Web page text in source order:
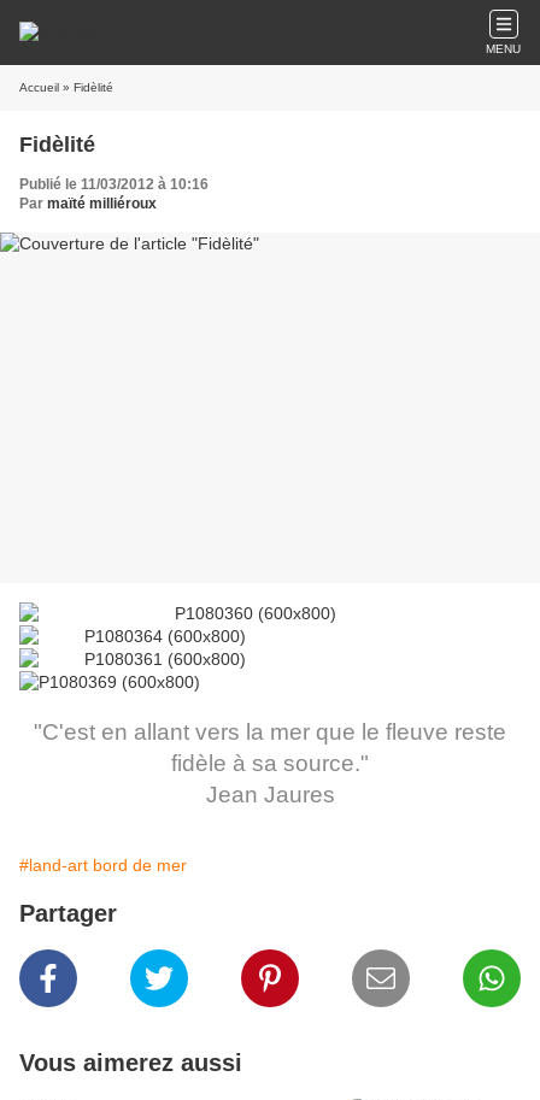
MENU
Accueil » Fidèlité
Fidèlité
Publié le 11/03/2012 à 10:16
Par maïté milliéroux
"C'est en allant vers la mer que le fleuve reste
fidèle à sa source."
Jean Jaures
#land-art bord de mer
Partager
Vous aimerez aussi